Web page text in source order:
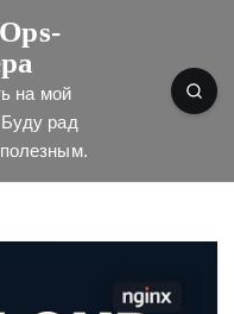
на мой
рад